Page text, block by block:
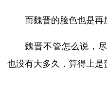
而魏晋的脸色也是再
魏晋不管怎么说，
也没有大多久，算得上是